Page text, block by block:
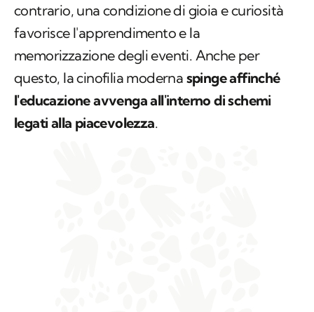
contrario, una condizione di gioia e curiosità
favorisce l'apprendimento e la
memorizzazione degli eventi. Anche per
questo, la cinofilia moderna spinge affinché
l'educazione avvenga all'interno di schemi
legati alla piacevolezza.